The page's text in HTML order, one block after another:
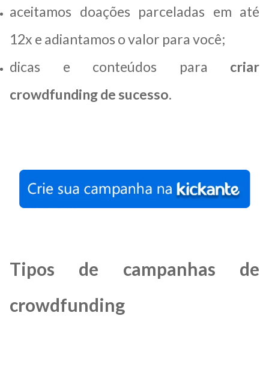
aceitamos doações parceladas em até
12x e adiantamos o valor para você;
dicas e conteúdos para criar
crowdfunding de sucesso.
Tipos de campanhas de
crowdfunding